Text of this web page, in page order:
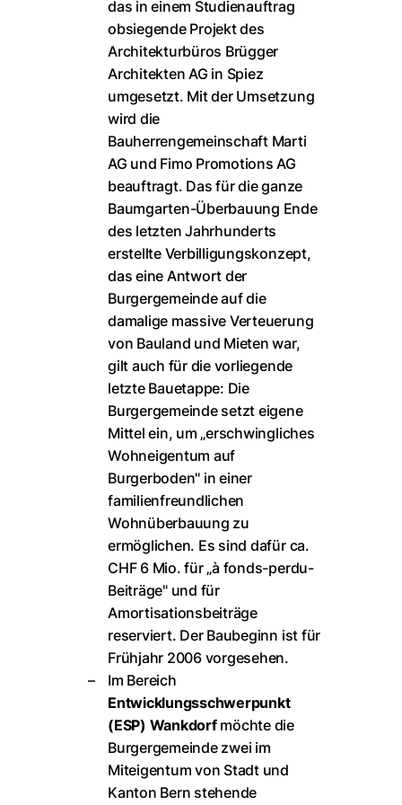
das in einem Studienauftrag
obsiegende Projekt des
Architekturbüros Brügger
Architekten AG in Spiez
umgesetzt. Mit der Umsetzung
wird die
Bauherrengemeinschaft Marti
AG und Fimo Promotions AG
beauftragt. Das für die ganze
Baumgarten-Überbauung Ende
des letzten Jahrhunderts
erstellte Verbilligungskonzept,
das eine Antwort der
Burgergemeinde auf die
damalige massive Verteuerung
von Bauland und Mieten war,
gilt auch für die vorliegende
letzte Bauetappe: Die
Burgergemeinde setzt eigene
Mittel ein, um „erschwingliches
Wohneigentum auf
Burgerboden" in einer
familienfreundlichen
Wohnüberbauung zu
ermöglichen. Es sind dafür ca.
CHF 6 Mio. für „à fonds-perdu-
Beiträge" und für
Amortisationsbeiträge
reserviert. Der Baubeginn ist für
Frühjahr 2006 vorgesehen.
Im Bereich
Entwicklungsschwerpunkt
(ESP) Wankdorf möchte die
Burgergemeinde zwei im
Miteigentum von Stadt und
Kanton Bern stehende